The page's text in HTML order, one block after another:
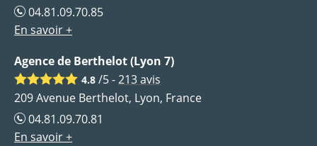
04.81.09.70.85
En savoir +
Agence de Berthelot (Lyon 7)
4.8 /5 -213avis
209 Avenue Berthelot, Lyon, France
04.81.09.70.81
En savoir +